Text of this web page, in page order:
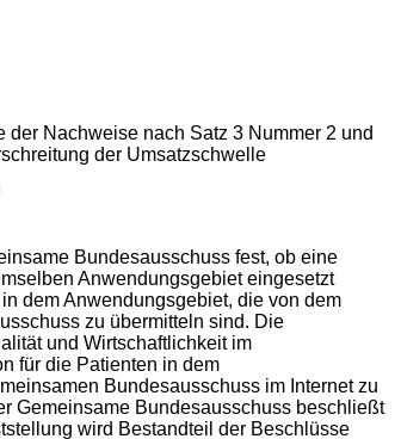
Nachweise nach Satz 3 Nummer 2 und
der Umsatzschwelle
Bundesausschuss fest, ob eine
Anwendungsgebiet eingesetzt
dem Anwendungsgebiet, die von dem
zu übermitteln sind. Die
und Wirtschaftlichkeit im
für die Patienten in dem
Bundesausschuss im Internet zu
Gemeinsame Bundesausschuss beschließt
wird Bestandteil der Beschlüsse